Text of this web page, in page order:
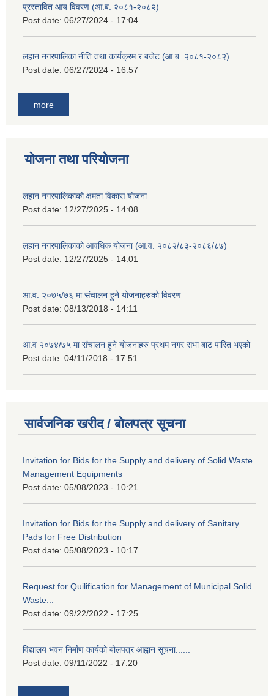
प्रस्तावित आय विवरण (आ.ब. २०८१-२०८२)
Post date: 06/27/2024 - 17:04
लहान नगरपालिका नीति तथा कार्यक्रम र बजेट (आ.ब. २०८१-२०८२)
Post date: 06/27/2024 - 16:57
more
योजना तथा परियोजना
लहान नगरपालिकाको क्षमता विकास योजना
Post date: 12/27/2025 - 14:08
लहान नगरपालिकाको आवधिक योजना (आ.व. २०८२/८३-२०८६/८७)
Post date: 12/27/2025 - 14:01
आ.व. २०७५/७६ मा संचालन हुने योजनाहरुको विवरण
Post date: 08/13/2018 - 14:11
आ.व २०७४/७५ मा संचालन हुने योजनाहरु प्रथम नगर सभा बाट पारित भएको
Post date: 04/11/2018 - 17:51
सार्वजनिक खरीद / बोलपत्र सूचना
Invitation for Bids for the Supply and delivery of Solid Waste
Management Equipments
Post date: 05/08/2023 - 10:21
Invitation for Bids for the Supply and delivery of Sanitary
Pads for Free Distribution
Post date: 05/08/2023 - 10:17
Request for Quilification for Management of Municipal Solid
Waste...
Post date: 09/22/2022 - 17:25
विद्यालय भवन निर्माण कार्यको बोलपत्र आह्वान सूचना......
Post date: 09/11/2022 - 17:20